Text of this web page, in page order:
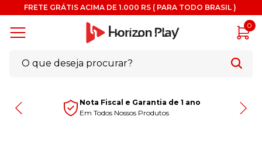
FRETE GRÁTIS ACIMA DE 1.000 RS ( PARA TODO BRASIL )
0
Nota Fiscal e Garantia de 1 ano
Em Todos Nossos Produtos